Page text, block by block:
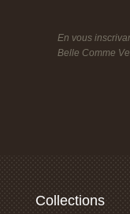
En vous
Belle Comme
Collections